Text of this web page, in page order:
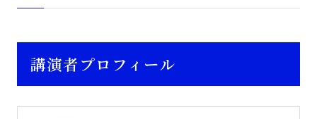
講演者プロフィール